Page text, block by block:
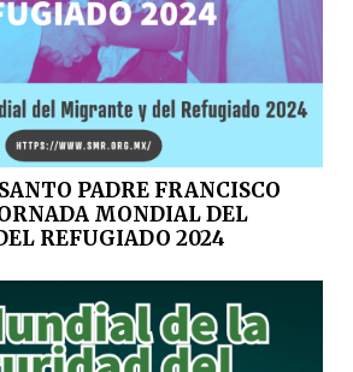
PADRE FRANCISCO
MONDIAL DEL
REFUGIADO 2024